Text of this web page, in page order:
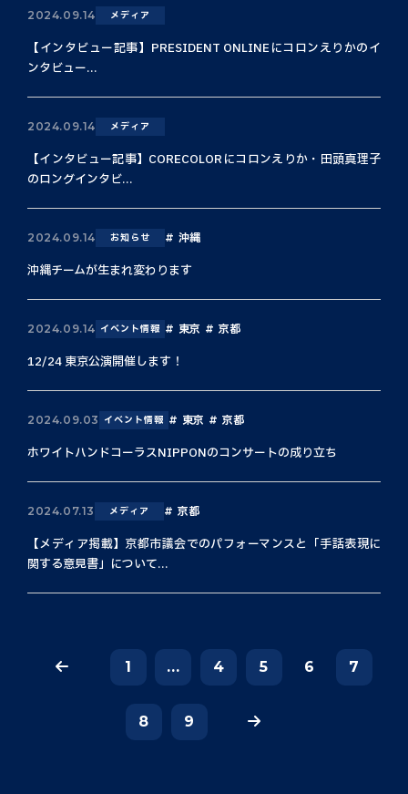
2024.09.14 メディア
【インタビュー記事】PRESIDENT ONLINEにコロンえりかのイ
ンタビュー...
2024.09.14 メディア
【インタビュー記事】CORECOLORにコロンえりか・田頭真理子
のロングインタビ...
2024.09.14 お知らせ 沖縄
沖縄チームが生まれ変わります
2024.09.14 イベント情報 東京 京都
12/24 東京公演開催します！
2024.09.03 イベント情報 東京 京都
ホワイトハンドコーラスNIPPONのコンサートの成り立ち
2024.07.13 メディア 京都
【メディア掲載】京都市議会でのパフォーマンスと「手話表現に
関する意見書」について...
1 ... 4 5 6 7
8 9